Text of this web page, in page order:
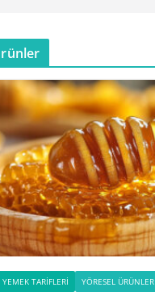
YEMEK TARIFLERI YÖRESEL ÜRÜNLER